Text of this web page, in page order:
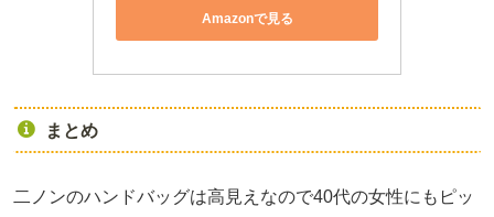
Amazonで見る
まとめ
二ノンのハンドバッグは高見えなので40代の女性にもピッ